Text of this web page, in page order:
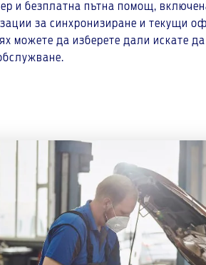
и безплатна пътна помощ,
за синхронизиране и текущи
можете да изберете дали искате